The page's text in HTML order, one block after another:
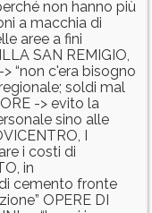
non hanno più
a macchia di
aree a fini
SAN REMIGIO,
“non c'era bisogno
soldi mal
-> evito la
sino alle
I
i costi di
in
cemento fronte
OPERE DI